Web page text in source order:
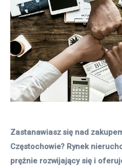
Prawo
Pozostałe
Zastanawiasz się nad
Częstochowie? Rynek
prężnie rozwijający się i